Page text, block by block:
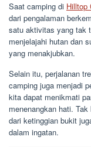
Saat camping di Hilltop
dari pengalaman
satu aktivitas yang tak
menjelajahi hutan dan
yang menakjubkan.
Selain itu, perjalanan
camping juga menjadi
kita dapat menikmati
menenangkan hati.
dari ketinggian bukit
dalam ingatan.